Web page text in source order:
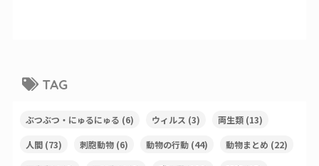
TAG
ぶつぶつ・にゅるにゅる (6) ウィルス (3) 両生類(13)
人間(73) 刺胞動物(6) 動物の行動(44) 動物まとめ (22)